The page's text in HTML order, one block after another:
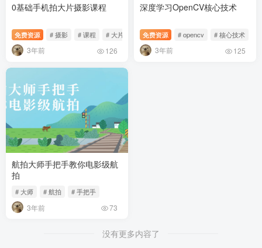
0基础手机拍大片摄影课程
免费资源 # 摄影 # 课程 # 大片
3年前 126
深度学习OpenCV核心技术
免费资源 # opencv # 核心技术
3年前 125
航拍大师手把手教你电影级航
拍
# 大师 # 航拍 # 手把手
3年前 73
没有更多内容了